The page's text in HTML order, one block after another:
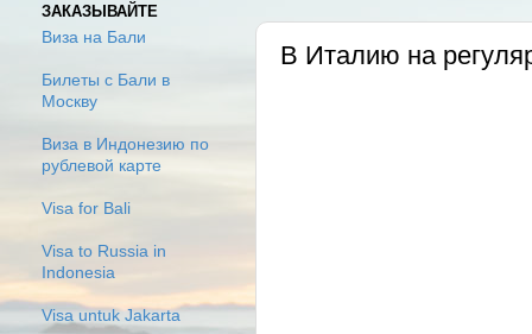
В Италию на
ЗАКАЗЫВАЙТЕ
Виза на Бали
Билеты с Бали в
Москву
Виза в Индонезию по
рублевой карте
Visa for Bali
Visa to Russia in
Indonesia
Visa untuk Jakarta